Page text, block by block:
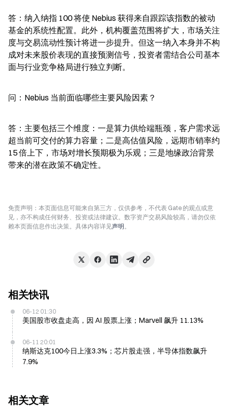
答：纳入纳指 100 将使 Nebius 获得来自跟踪该指数的被动
基金的系统性配置。此外，机构覆盖范围将扩大，市场关注
度与交易流动性预计将进一步提升。但这一纳入本身并不构
成对未来股价表现的直接预测信号，投资者需结合公司基本
面与行业竞争格局进行独立判断。
问：Nebius 当前面临哪些主要风险因素？
答：主要包括三个维度：一是算力供给端瓶颈，客户需求远
超当前可交付的算力容量；二是高估值风险，远期市销率约
15 倍上下，市场对增长预期极为乐观；三是地缘政治背景
带来的潜在政策不确定性。
免责声明：本页面信息可能来自第三方，仅供参考，不代表 Gate 的观点或意
见，亦不构成任何财务、投资或法律建议。数字资产交易风险较高，请勿仅依
赖本页面信息作出决策。具体内容详见声明。
相关快讯
06-12 01:30
美国股市收盘走高，因 AI 股票上涨；Marvell 飙升 11.13%
06-11 20:01
纳斯达克100今日上涨3.3%；芯片股走强，半导体指数飙升
7.9%
相关文章